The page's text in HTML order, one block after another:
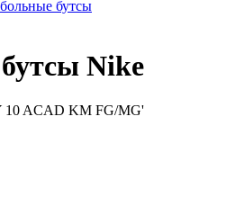
бутсы
Nike
10 ACAD KM FG/MG'